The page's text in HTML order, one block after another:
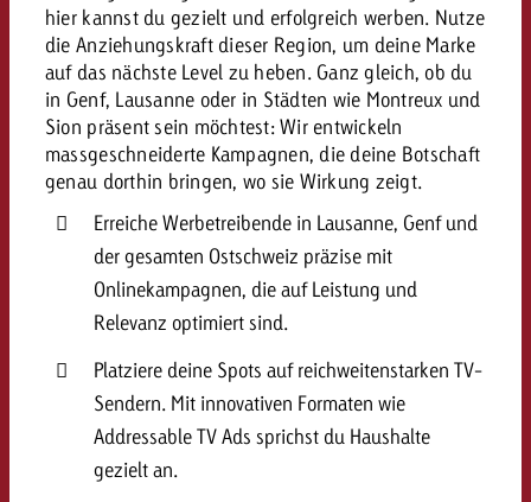
Offerte anfordern
Du kennst die Eckpunkte
Kampagne und willst wissen,
kostet.
Offerte anfordern
kostet.
Offerte anfordern
hier kannst du gezielt und erfolgreich werben. Nutze
die Anziehungskraft dieser Region, um deine Marke
auf das nächste Level zu heben. Ganz gleich, ob du
in Genf, Lausanne oder in Städten wie Montreux und
Sion präsent sein möchtest: Wir entwickeln
massgeschneiderte Kampagnen, die deine Botschaft
genau dorthin bringen, wo sie Wirkung zeigt.
Erreiche Werbetreibende in Lausanne, Genf und
der gesamten Ostschweiz präzise mit
Onlinekampagnen, die auf Leistung und
Relevanz optimiert sind.
Platziere deine Spots auf reichweitenstarken TV-
Sendern. Mit innovativen Formaten wie
Addressable TV Ads sprichst du Haushalte
gezielt an.